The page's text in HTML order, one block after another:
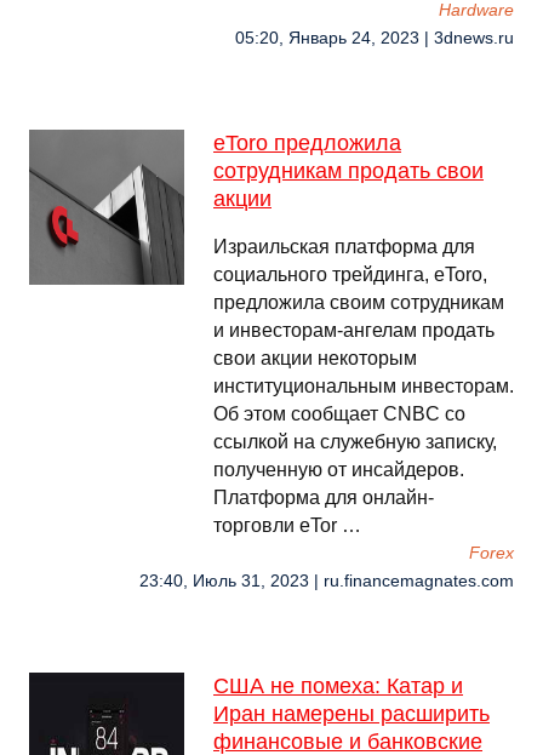
Hardware
05:20, Январь 24, 2023 | 3dnews.ru
eToro предложила
сотрудникам продать свои
акции
Израильская платформа для
социального трейдинга, eToro,
предложила своим сотрудникам
и инвесторам-ангелам продать
свои акции некоторым
институциональным инвесторам.
Об этом сообщает CNBC со
ссылкой на служебную записку,
полученную от инсайдеров.
Платформа для онлайн-
торговли eTor …
Forex
23:40, Июль 31, 2023 | ru.financemagnates.com
США не помеха: Катар и
Иран намерены расширить
финансовые и банковские